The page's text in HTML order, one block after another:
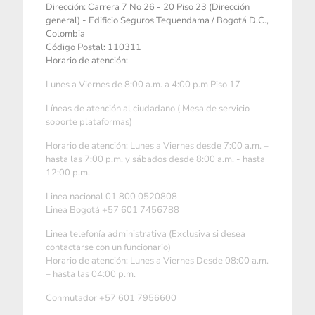
Dirección: Carrera 7 No 26 - 20 Piso 23 (Dirección
general) - Edificio Seguros Tequendama / Bogotá D.C.,
Colombia
Código Postal: 110311
Horario de atención:
Lunes a Viernes de 8:00 a.m. a 4:00 p.m Piso 17
Líneas de atención al ciudadano ( Mesa de servicio -
soporte plataformas)
Horario de atención: Lunes a Viernes desde 7:00 a.m. –
hasta las 7:00 p.m. y sábados desde 8:00 a.m. - hasta
12:00 p.m.
Linea nacional 01 800 0520808
Linea Bogotá +57 601 7456788
Linea telefonía administrativa (Exclusiva si desea
contactarse con un funcionario)
Horario de atención: Lunes a Viernes Desde 08:00 a.m.
– hasta las 04:00 p.m.
Conmutador +57 601 7956600